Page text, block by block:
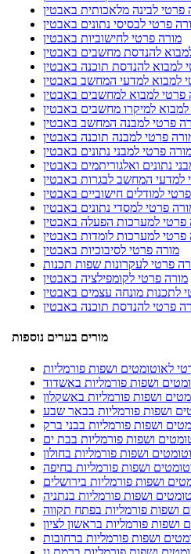
פרטי לבינה מלאכותית באבטין
פרטי לבסיסי נתונים באבטין
מורה פרטי לחישוביות באבטין
להנדסת מחשבים באבטין
למבוא להנדסת תוכנה באבטין
למבוא למדעי המחשב באבטין
פרטי למבוא למחשבים באבטין
למיקרו מחשבים באבטין
פרטי למבנה המחשב באבטין
פרטי למבנה תוכנה באבטין
פרטי למבני נתונים באבטין
נתונים ואלגוריתמים באבטין
למדעי המחשב לבגרות באבטין
למודלים חישוביים באבטין
פרטי למסדי נתונים באבטין
פרטי למערכות הפעלה באבטין
פרטי למערכות לומדות באבטין
מורה פרטי לסיבוכיות באבטין
מורה פרטי לקומפילציה באבטין
לתכנות מונחה עצמים באבטין
פרטי להנדסת תוכנה באבטין
מורים בערים נוספות
לאוטומטים ושפות פורמליות
ושפות פורמליות באשדוד
ושפות פורמליות באשקלון
ושפות פורמליות בבאר שבע
ושפות פורמליות בבני ברק
ושפות פורמליות בבת ים
ושפות פורמליות בחולון
ושפות פורמליות בחיפה
ושפות פורמליות בירושלים
ושפות פורמליות בנתניה
ושפות פורמליות בפתח תקווה
ושפות פורמליות בראשון לציון
ושפות פורמליות ברחובות